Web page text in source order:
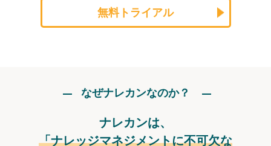
無料トライアル
なぜナレカンなのか？
ナレカンは、
「ナレッジマネジメントに不可欠な